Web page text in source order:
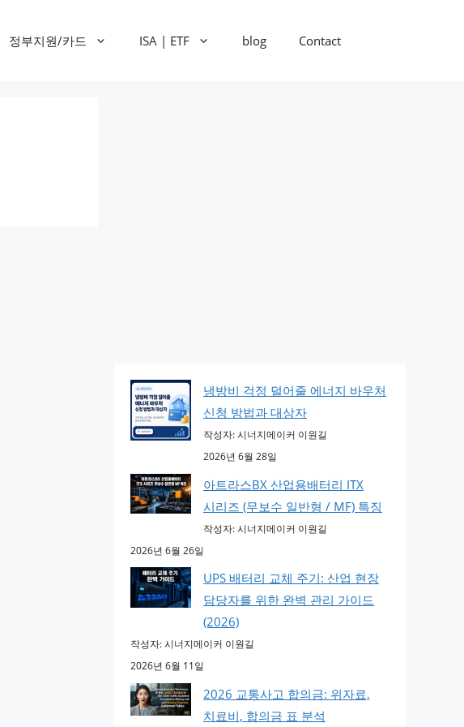
정부지원/카드 ISA | ETF blog Contact
냉방비 걱정 덜어줄 에너지 바우처
신청 방법과 대상자
작성자: 시너지메이커 이원길
2026년 6월 28일
아트라스BX 산업용배터리 ITX
시리즈 (무보수 일반형 / MF) 특징
작성자: 시너지메이커 이원길
2026년 6월 26일
UPS 배터리 교체 주기: 산업 현장
담당자를 위한 완벽 관리 가이드
(2026)
작성자: 시너지메이커 이원길
2026년 6월 11일
2026 교통사고 합의금: 위자료,
치료비, 합의금 표 분석